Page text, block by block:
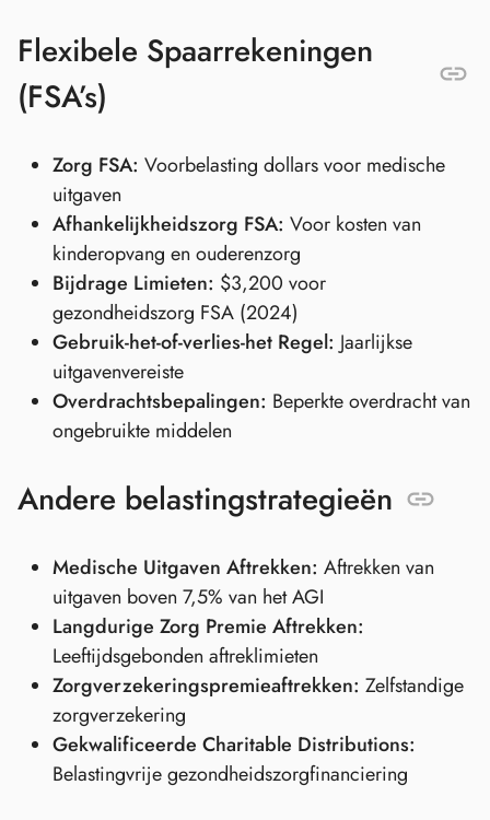
Flexibele Spaarrekeningen
(FSA’s)
Zorg FSA: Voorbelasting dollars voor medische
uitgaven
Afhankelijkheidszorg FSA: Voor kosten van
kinderopvang en ouderenzorg
Bijdrage Limieten: $3,200 voor
gezondheidszorg FSA (2024)
Gebruik-het-of-verlies-het Regel: Jaarlijkse
uitgavenvereiste
Overdrachtsbepalingen: Beperkte overdracht van
ongebruikte middelen
Andere belastingstrategieën
Medische Uitgaven Aftrekken: Aftrekken van
uitgaven boven 7,5% van het AGI
Langdurige Zorg Premie Aftrekken:
Leeftijdsgebonden aftreklimieten
Zorgverzekeringspremieaftrekken: Zelfstandige
zorgverzekering
Gekwalificeerde Charitable Distributions:
Belastingvrije gezondheidszorgfinanciering